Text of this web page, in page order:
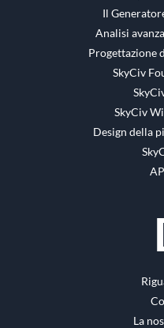
Il
Analisi
Progettazione
SkyCiv
SkyCiv
Design della
La